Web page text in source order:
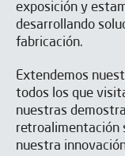
exposición y
desarrollando
fabricación.
Extendemos
todos los que
nuestras
retroalimentación
nuestra